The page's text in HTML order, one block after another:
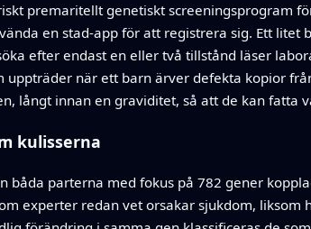
premaritellt genetiskt screeningsprogram
en stad-app för att registrera sig. Ett
efter endast en eller två tillstånd läser
uppträder när ett barn ärver defekta kopior
långt innan en graviditet, så att de kan fatta
kulisserna
båda parterna med fokus på 782 gener
experter redan vet orsakar sjukdom,